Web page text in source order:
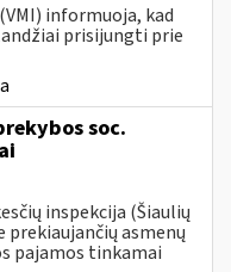
informuoja, kad
prisijungti prie
soc.
inspekcija (Šiaulių
prekiaujančių asmenų
pajamos tinkamai